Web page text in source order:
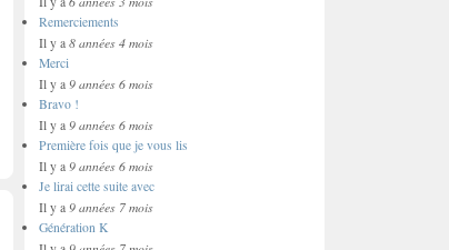
Remerciements
Il y a 8 années 4 mois
Merci
Il y a 9 années 6 mois
Bravo !
Il y a 9 années 6 mois
Première fois que je vous lis
Il y a 9 années 6 mois
Je lirai cette suite avec
Il y a 9 années 7 mois
Génération K